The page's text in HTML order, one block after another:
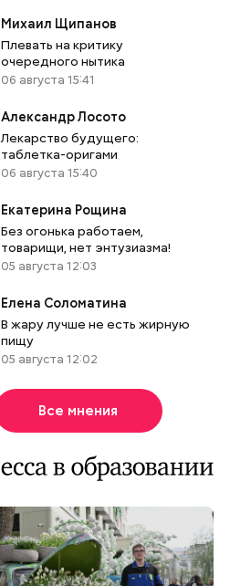
Михаил Щипанов
Плевать на критику
очередного нытика
06 августа 15:41
Александр Лосото
Лекарство будущего:
таблетка-оригами
06 августа 15:40
Екатерина Рощина
Без огонька работаем,
товарищи, нет энтузиазма!
05 августа 12:03
Елена Соломатина
В жару лучше не есть жирную
пищу
05 августа 12:02
Все мнения